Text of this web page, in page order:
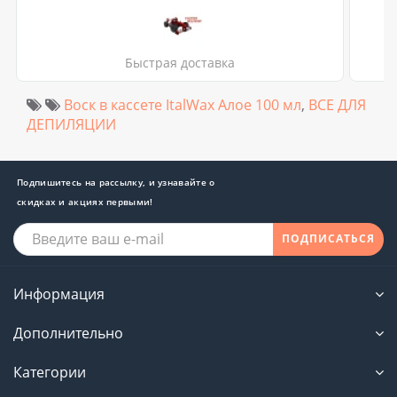
Быстрая доставка
Воск в кассете ItalWax Алое 100 мл, ВСЕ ДЛЯ
ДЕПИЛЯЦИИ
Подпишитесь на рассылку, и узнавайте о
скидках и акциях первыми!
ПОДПИСАТЬСЯ
Информация
Дополнительно
Категории